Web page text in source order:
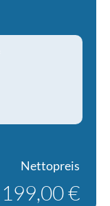
Nettopreis
199,00 €